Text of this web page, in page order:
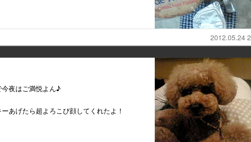
2012.05.24
夜はご満悦よん♪
あげたら超よろこび顔してくれたよ！